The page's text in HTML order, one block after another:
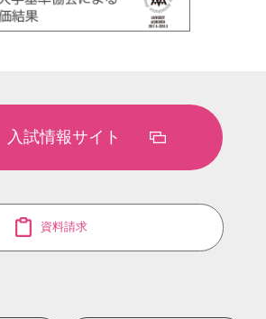
入試情報サイト
資料請求